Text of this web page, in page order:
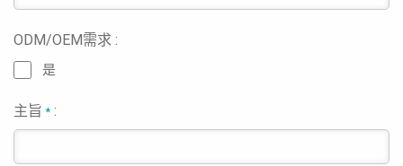
ODM/OEM需求 :
是
主旨* :